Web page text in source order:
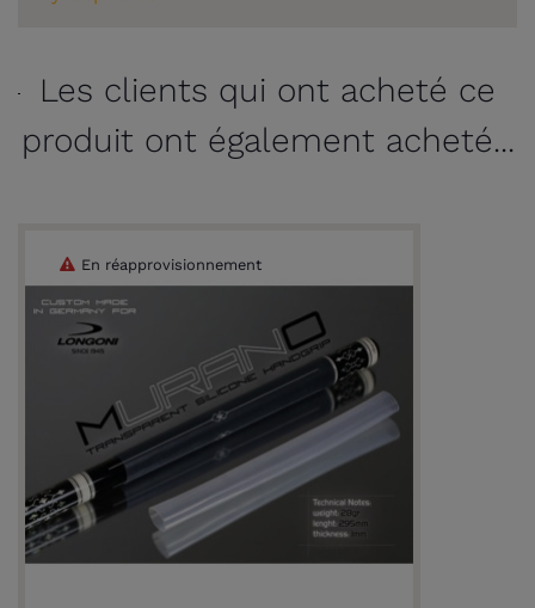
Les clients qui ont acheté ce
produit ont également acheté...
En réapprovisionnement